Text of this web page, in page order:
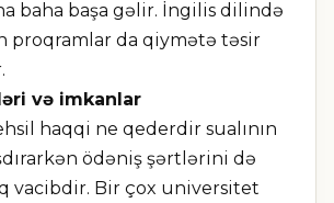
baha başa gəlir. İngilis dilində
proqramlar da qiymətə təsir
və imkanlar
haqqi ne qederdir sualının
ödəniş şərtlərini də
vacibdir. Bir çox universitet